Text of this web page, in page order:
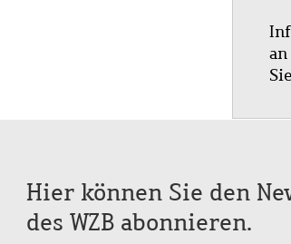
Sie
Hier können Sie den
des WZB abonnieren.